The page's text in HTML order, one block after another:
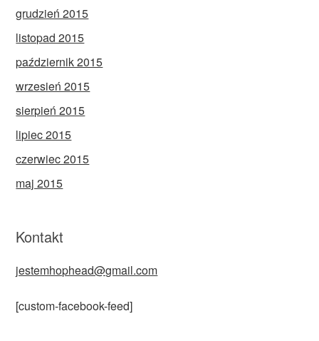
grudzień 2015
listopad 2015
październik 2015
wrzesień 2015
sierpień 2015
lipiec 2015
czerwiec 2015
maj 2015
Kontakt
jestemhophead@gmail.com
[custom-facebook-feed]